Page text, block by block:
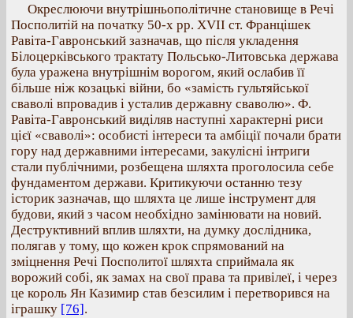
Окреслюючи внутрішньополітичне становище в Речі
Посполитій на початку 50-х рр. XVII ст. Францішек
Равіта-Гавронський зазначав, що після укладення
Білоцерківського трактату Польсько-Литовська держава
була уражена внутрішнім ворогом, який ослабив її
більше ніж козацькі війни, бо «замість гультяйської
сваволі впровадив і усталив державну сваволю». Ф.
Равіта-Гавронський виділяв наступні характерні риси
цієї «сваволі»: особисті інтереси та амбіції почали брати
гору над державними інтересами, закулісні інтриги
стали публічними, розбещена шляхта проголосила себе
фундаментом держави. Критикуючи останню тезу
історик зазначав, що шляхта це лише інструмент для
будови, який з часом необхідно замінювати на новий.
Деструктивний вплив шляхти, на думку дослідника,
полягав у тому, що кожен крок спрямований на
зміцнення Речі Посполитої шляхта сприймала як
ворожий собі, як замах на свої права та привілеї, і через
це король Ян Казимир став безсилим і перетворився на
іграшку [76].